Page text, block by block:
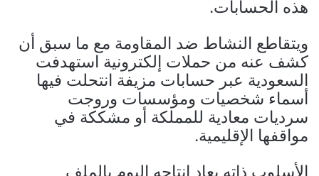
هذه الحسابات.
ويتقاطع النشاط ضد المقاومة مع ما سبق أن
كشف عنه من حملات إلكترونية استهدفت
السعودية عبر حسابات مزيفة انتحلت فيها
أسماء شخصيات ومؤسسات وروجت
سرديات معادية للمملكة أو مشككة في
مواقفها الإقليمية.
الأسلوب ذاته يعاد إنتاجه اليوم بالملف